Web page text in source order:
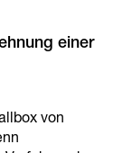
einer
von